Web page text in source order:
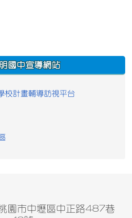
國中宣導網站
校計畫輔導訪視平台
園市中壢區中正路487巷